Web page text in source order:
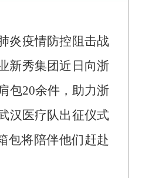
炎疫情防控阻击战
新秀集团近日向浙
包20余件，助力浙
汉医疗队出征仪式
包将陪伴他们赶赴